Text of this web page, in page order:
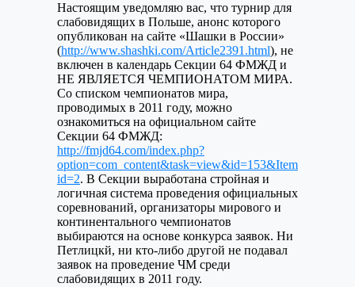
Настоящим уведомляю вас, что турнир для
слабовидящих в Польше, анонс которого
опубликован на сайте «Шашки в России»
(http://www.shashki.com/Article2391.html), не
включен в календарь Секции 64 ФМЖД и
НЕ ЯВЛЯЕТСЯ ЧЕМПИОНАТОМ МИРА.
Со списком чемпионатов мира,
проводимых в 2011 году, можно
ознакомиться на официальном сайте
Секции 64 ФМЖД:
http://fmjd64.com/index.php?
option=com_content&task=view&id=153&Item
id=2. В Секции выработана стройная и
логичная система проведения официальных
соревнований, организаторы мирового и
континентального чемпионатов
выбираются на основе конкурса заявок. Ни
Петлицкй, ни кто-либо другой не подавал
заявок на проведение ЧМ среди
слабовидящих в 2011 году.